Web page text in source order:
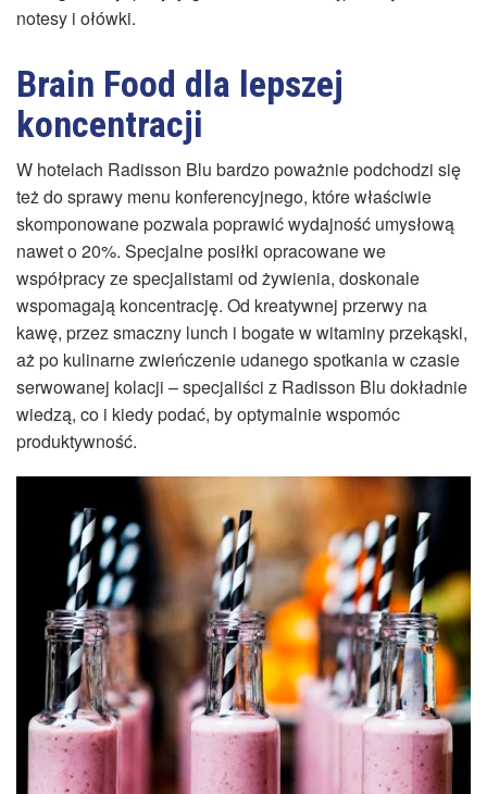
notesy i ołówki.
Brain Food dla lepszej
koncentracji
W hotelach Radisson Blu bardzo poważnie podchodzi się
też do sprawy menu konferencyjnego, które właściwie
skomponowane pozwala poprawić wydajność umysłową
nawet o 20%. Specjalne posiłki opracowane we
współpracy ze specjalistami od żywienia, doskonale
wspomagają koncentrację. Od kreatywnej przerwy na
kawę, przez smaczny lunch i bogate w witaminy przekąski,
aż po kulinarne zwieńczenie udanego spotkania w czasie
serwowanej kolacji – specjaliści z Radisson Blu dokładnie
wiedzą, co i kiedy podać, by optymalnie wspomóc
produktywność.